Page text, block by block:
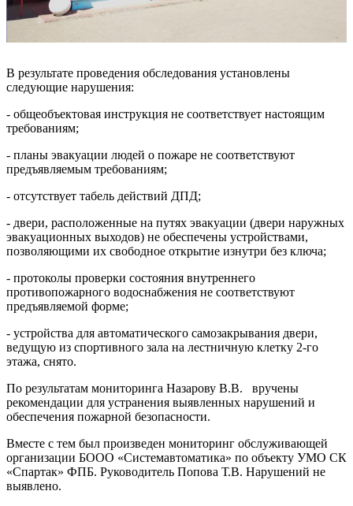
В результате проведения обследования установлены
следующие нарушения:
- общеобъектовая инструкция не соответствует настоящим
требованиям;
- планы эвакуации людей о пожаре не соответствуют
предъявляемым требованиям;
- отсутствует табель действий ДПД;
- двери, расположенные на путях эвакуации (двери наружных
эвакуационных выходов) не обеспечены устройствами,
позволяющими их свободное открытие изнутри без ключа;
- протоколы проверки состояния внутреннего
противопожарного водоснабжения не соответствуют
предъявляемой форме;
- устройства для автоматического самозакрывания двери,
ведущую из спортивного зала на лестничную клетку 2-го
этажа, снято.
По результатам мониторинга Назарову В.В. вручены
рекомендации для устранения выявленных нарушений и
обеспечения пожарной безопасности.
Вместе с тем был произведен мониторинг обслуживающей
организации БООО «Системавтоматика» по объекту УМО СК
«Спартак» ФПБ. Руководитель Попова Т.В. Нарушений не
выявлено.